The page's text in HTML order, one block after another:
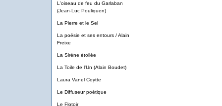
L'oiseau de feu du Garlaban
(Jean-Luc Pouliquen)
La Pierre et le Sel
La poésie et ses entours / Alain
Freixe
La Sirène étoilée
La Toile de l'Un (Alain Boudet)
Laura Vanel Coytte
Le Diffuseur poétique
Le Flotoir